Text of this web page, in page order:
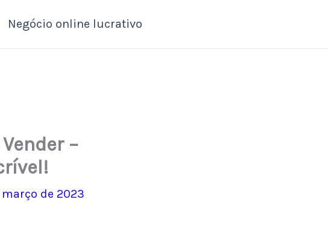
Negócio online lucrativo
–
março de 2023